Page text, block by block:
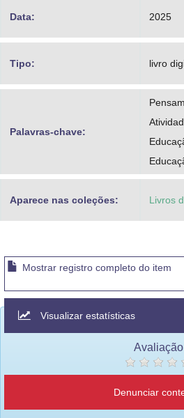
Data: 2025
Tipo: livro
Palavras-chave:
Aparece nas coleções: Livros
Mostrar registro completo do item
Visualizar estatísticas
Avaliação
Denunciar